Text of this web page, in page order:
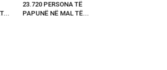
23.720 PERSONA TË
PAPUNË NË MAL TË...